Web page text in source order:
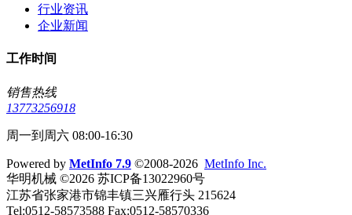
行业资讯
企业新闻
工作时间
销售热线
13773256918
周一到周六 08:00-16:30
Powered by MetInfo 7.9 ©2008-2026 MetInfo Inc.
华明机械 ©2026 苏ICP备13022960号
江苏省张家港市锦丰镇三兴雁行头 215624
Tel:0512-58573588 Fax:0512-58570336